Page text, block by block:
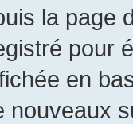
la page
pour
en
nouveaux